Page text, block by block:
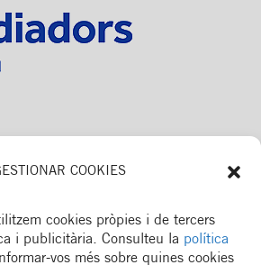
COOKIES
cookies pròpies i de tercers
i publicitària. Consulteu la política
vos més sobre quines cookies